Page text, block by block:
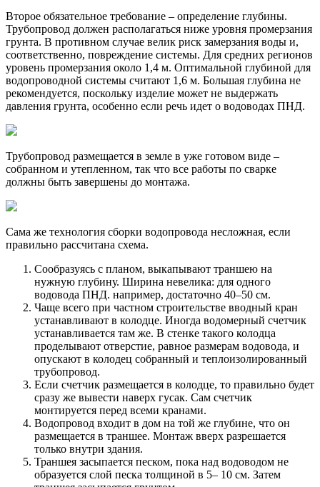
Второе обязательное требование – определение глубины.
Трубопровод должен располагаться ниже уровня промерзания
грунта. В противном случае велик риск замерзания воды и,
соответственно, повреждение системы. Для средних регионов
уровень промерзания около 1,4 м. Оптимальной глубиной для
водопроводной системы считают 1,6 м. Большая глубина не
рекомендуется, поскольку изделие может не выдержать
давления грунта, особенно если речь идет о водоводах ПНД.
Трубопровод размещается в земле в уже готовом виде –
собранном и утепленном, так что все работы по сварке
должны быть завершены до монтажа.
Сама же технология сборки водопровода несложная, если
правильно рассчитана схема.
Сообразуясь с планом, выкапывают траншею на
нужную глубину. Ширина невелика: для одного
водовода ПНД. например, достаточно 40–50 см.
Чаще всего при частном строительстве вводный кран
устанавливают в колодце. Иногда водомерный счетчик
устанавливается там же. В стенке такого колодца
проделывают отверстие, равное размерам водовода, и
опускают в колодец собранный и теплоизолированный
трубопровод.
Если счетчик размещается в колодце, то правильно будет
сразу же вывести наверх гусак. Сам счетчик
монтируется перед всеми кранами.
Водопровод входит в дом на той же глубине, что он
размещается в траншее. Монтаж вверх разрешается
только внутри здания.
Траншея засыпается песком, пока над водоводом не
образуется слой песка толщиной в 5– 10 см. Затем